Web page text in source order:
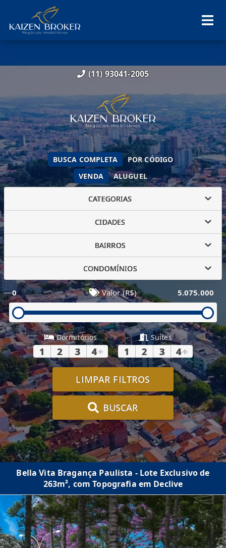
(11) 93041-2005
VENDA ALUGUEL
BUSCA COMPLETA POR CÓDIGO
CATEGORIAS
CIDADES
BAIRROS
CONDOMÍNIOS
0 Valor (R$) 5.075.000
Dormitórios
1 2 3 4+
Suítes
1 2 3 4+
LIMPAR FILTROS
BUSCAR
Bella Vita Bragança Paulista - Lote Exclusivo de
263m², com Topografia em Declive